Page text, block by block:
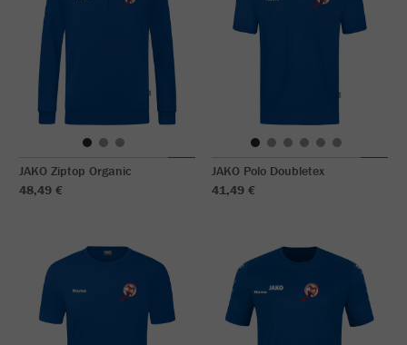
JAKO Ziptop Organic
48,49 €
JAKO Polo Doubletex
41,49 €